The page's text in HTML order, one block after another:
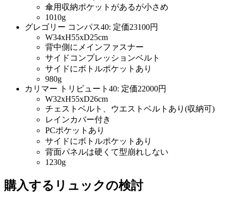
傘用収納ポケットがあるが小さめ
1010g
グレゴリー コンパス40: 定価23100円
W34xH55xD25cm
背中側にメインファスナー
サイドコンプレッションベルト
サイドにボトルポケットあり
980g
カリマー トリビュート40: 定価22000円
W32xH55xD26cm
チェストベルト、ウエストベルトあり(収納可)
レインカバー付き
PCポケットあり
サイドにボトルポケットあり
背面パネルは硬くて型崩れしない
1230g
購入するリュックの検討